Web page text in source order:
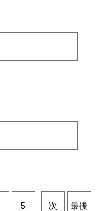
5 次 最後